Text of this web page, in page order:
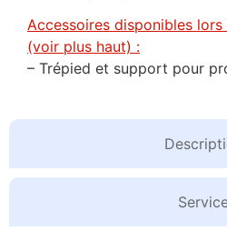
Accessoires disponibles
(voir plus haut) :
– Trépied et support pour